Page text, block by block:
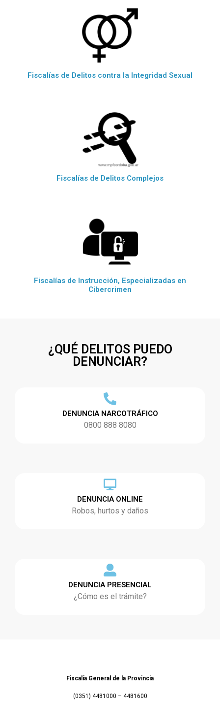
Fiscalías de Delitos contra la Integridad Sexual
Fiscalías de Delitos Complejos
Fiscalías de Instrucción, Especializadas en
Cibercrimen
¿QUÉ DELITOS PUEDO
DENUNCIAR?
DENUNCIA NARCOTRÁFICO
0800 888 8080
DENUNCIA ONLINE
Robos, hurtos y daños
DENUNCIA PRESENCIAL
¿Cómo es el trámite?
Fiscalía General de la Provincia
(0351) 4481000 – 4481600